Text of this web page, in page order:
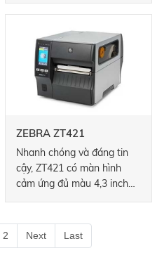
đầy đủ để cho phép truy
cập ruy-băng dễ dàng,
trong khi điều khiển và định
vị ruy-băng tích hợp hỗ trợ
in chính xác trên cả phương
tiện nhỏ hoặc chuyên dụng.
CL-S700II cũng có kiểu
ZEBRA ZT421
Nhanh chóng và đáng tin
cậy, ZT421 có màn hình
cảm ứng đủ màu 4,3 inch
thực hiện các thay đổi cài
đặt. Nó có chiều rộng in là
2 Next Last